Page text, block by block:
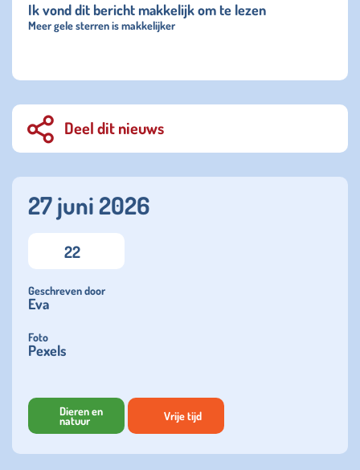
Ik vond dit bericht makkelijk om te lezen
Meer gele sterren is makkelijker
Deel dit nieuws
27 juni 2026
22
Geschreven door
Eva
Foto
Pexels
Dieren en
natuur Vrije tijd